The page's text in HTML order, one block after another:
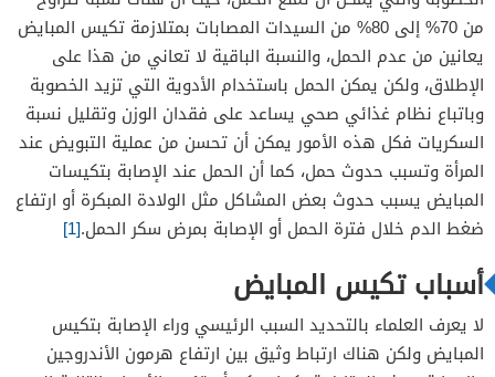
من 70% إلى 80% من السيدات المصابات بمتلازمة تكيس المبايض
يعانين من عدم الحمل، والنسبة الباقية لا تعاني من هذا على
الإطلاق، ولكن يمكن الحمل باستخدام الأدوية التي تزيد الخصوبة
وباتباع نظام غذائي صحي يساعد على فقدان الوزن وتقليل نسبة
السكريات فكل هذه الأمور يمكن أن تحسن من عملية التبويض عند
المرأة وتسبب حدوث حمل، كما أن الحمل عند الإصابة بتكيسات
المبايض يسبب حدوث بعض المشاكل مثل الولادة المبكرة أو ارتفاع
ضغط الدم خلال فترة الحمل أو الإصابة بمرض سكر الحمل.[1]
أسباب تكيس المبايض
لا يعرف العلماء بالتحديد السبب الرئيسي وراء الإصابة بتكيس
المبايض ولكن هناك ارتباط وثيق بين ارتفاع هرمون الأندروجين